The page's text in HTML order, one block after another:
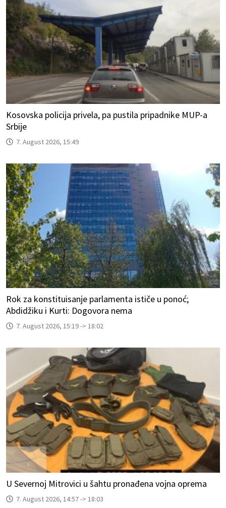
Kosovska policija privela, pa pustila pripadnike MUP-a
Srbije
7. August 2026, 15:49
Rok za konstituisanje parlamenta ističe u ponoć;
Abdidžiku i Kurti: Dogovora nema
7. August 2026, 15:19 -> 18:02
U Severnoj Mitrovici u šahtu pronađena vojna oprema
7. August 2026, 14:57 -> 18:03